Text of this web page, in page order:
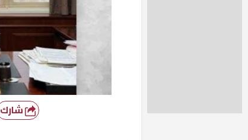
شارك